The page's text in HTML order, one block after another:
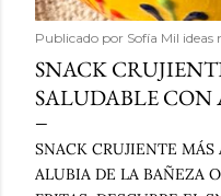
Publicado por Sofía Mil
SNACK
SALUDABLE
SNACK CRUJIENTE
ALUBIA DE LA BAÑEZA